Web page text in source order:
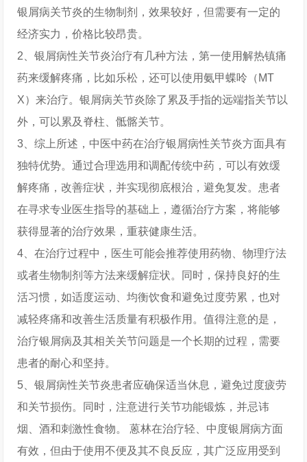
银屑病关节炎的生物制剂，效果较好，但需要有一定的
经济实力，价格比较昂贵。
2、银屑病性关节炎治疗有几种方法，第一使用解热镇痛
药来缓解疼痛，比如乐松，还可以使用氨甲蝶呤（MT
X）来治疗。银屑病关节炎除了累及手指的远端指关节以
外，可以累及脊柱、骶髂关节。
3、综上所述，中医中药在治疗银屑病性关节炎方面具有
独特优势。通过合理选用和调配传统中药，可以有效缓
解疼痛，改善症状，并实现彻底根治，避免复发。患者
在寻求专业医生指导的基础上，遵循治疗方案，将能够
获得显著的治疗效果，重获健康生活。
4、在治疗过程中，医生可能会推荐使用药物、物理疗法
或者生物制剂等方法来缓解症状。同时，保持良好的生
活习惯，如适度运动、均衡饮食和避免过度劳累，也对
减轻疼痛和改善生活质量有积极作用。值得注意的是，
治疗银屑病及其相关关节问题是一个长期的过程，需要
患者的耐心和坚持。
5、银屑病性关节炎患者应确保适当休息，避免过度疲劳
和关节损伤。同时，注意进行关节功能锻炼，并忌讳
烟、酒和刺激性食物。 蒽林在治疗轻、中度银屑病方面
有效，但由于使用不便及其不良反应，其广泛应用受到